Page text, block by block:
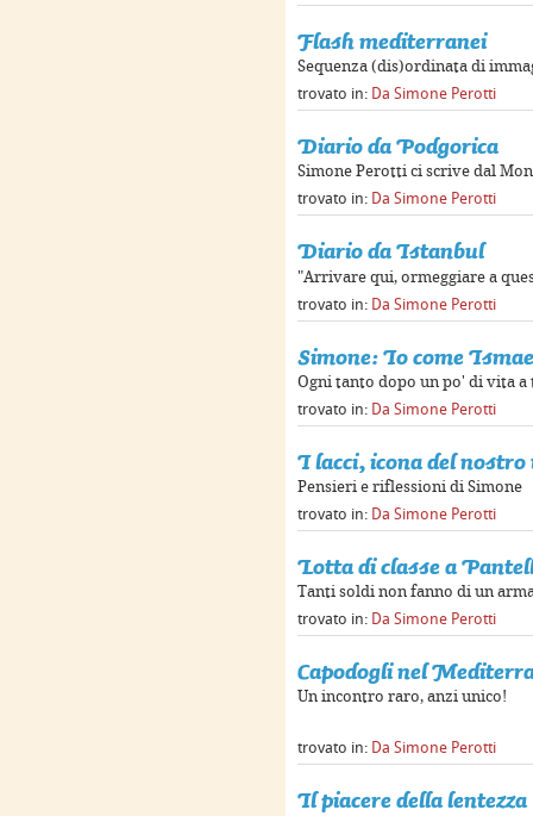
Flash mediterranei
Sequenza (dis)ordinata di
trovato in: Da Simone Perotti
Diario da Podgorica
Simone Perotti ci scrive dal
trovato in: Da Simone Perotti
Diario da Istanbul
"Arrivare qui, ormeggiare a
trovato in: Da Simone Perotti
Simone: Io come
Ogni tanto dopo un po' di vita
trovato in: Da Simone Perotti
I lacci, icona del nostro
Pensieri e riflessioni di Simone
trovato in: Da Simone Perotti
Lotta di classe a
Tanti soldi non fanno di un
trovato in: Da Simone Perotti
Capodogli nel
Un incontro raro, anzi unico!
trovato in: Da Simone Perotti
Il piacere della lentezza